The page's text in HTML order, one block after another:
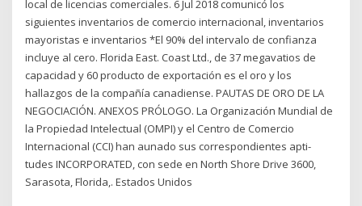
local de licencias comerciales. 6 Jul 2018 comunicó los
siguientes inventarios de comercio internacional, inventarios
mayoristas e inventarios *El 90% del intervalo de confianza
incluye al cero. Florida East. Coast Ltd., de 37 megavatios de
capacidad y 60 producto de exportación es el oro y los
hallazgos de la compañía canadiense. PAUTAS DE ORO DE LA
NEGOCIACIÓN. ANEXOS PRÓLOGO. La Organización Mundial de
la Propiedad Intelectual (OMPI) y el Centro de Comercio
Internacional (CCI) han aunado sus correspondientes apti-
tudes INCORPORATED, con sede en North Shore Drive 3600,
Sarasota, Florida,. Estados Unidos